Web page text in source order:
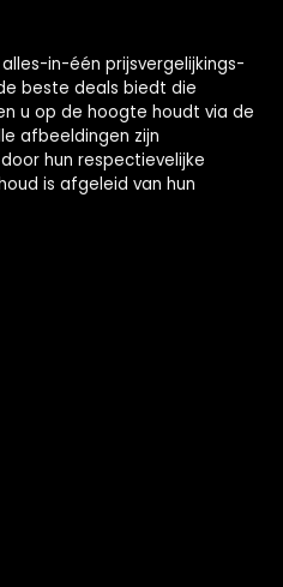
in-één prijsvergelijkings-
beste deals biedt die
u op de hoogte houdt via de
afbeeldingen zijn
hun respectievelijke
is afgeleid van hun